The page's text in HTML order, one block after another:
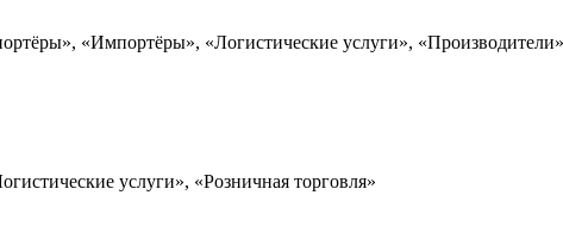
«Импортёры», «Логистические услуги»,
услуги», «Розничная торговля»